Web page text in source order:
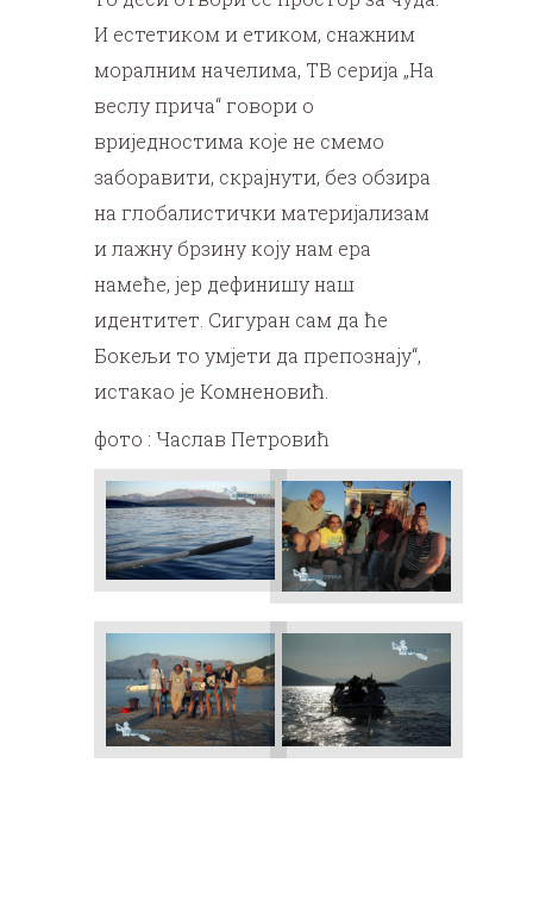
И естетиком и етиком, снажним
моралним начелима, ТВ серија „На
веслу прича“ говори о
вриједностима које не смемо
заборавити, скрајнути, без обзира
на глобалистички материјализам
и лажну брзину коју нам ера
намеће, јер дефинишу наш
идентитет. Сигуран сам да ће
Бокељи то умјети да препознају“,
истакао је Комненовић.
фото : Часлав Петровић